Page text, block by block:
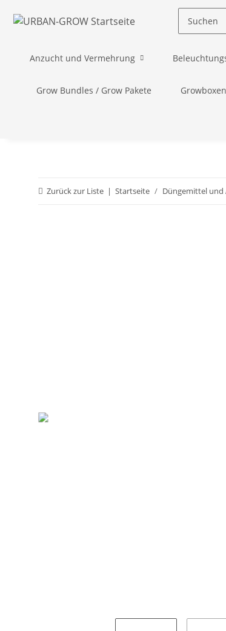
Anzucht und Vermehrung
Grow Bundles / Grow Pakete Growboxen
Zurück zur Liste Startseite Düngemittel und